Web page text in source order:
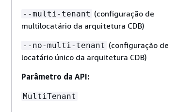
--multi-tenant (configuração de
multilocatário da arquitetura CDB)
--no-multi-tenant (configuração de
locatário único da arquitetura CDB)
Parâmetro da API:
MultiTenant